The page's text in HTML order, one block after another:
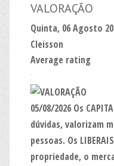
VALORAÇÃO
Quinta, 06 Agosto
Cleisson
Average rating
05/08/2026 Os
dúvidas, valorizam
pessoas. Os
propriedade, o